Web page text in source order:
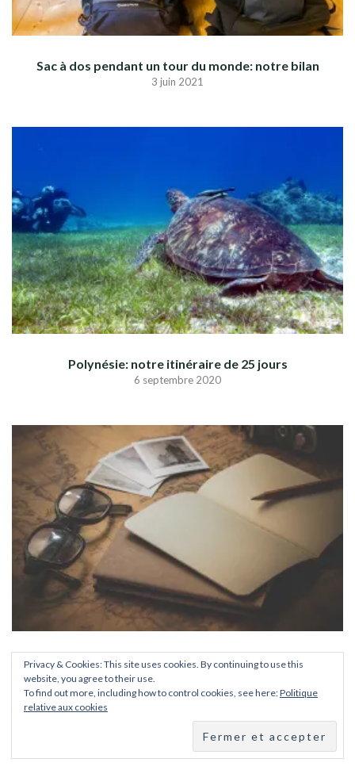
Sac à dos pendant un tour du monde: notre bilan
3 juin 2021
Polynésie: notre itinéraire de 25 jours
6 septembre 2020
Tour du Monde: départ dans moins d’un mois !
19 août 2020
7 commentaires
Privacy & Cookies: This site uses cookies. By continuing to use this
website, you agree to their use.
To find out more, including how to control cookies, see here:Politique
relative aux cookies